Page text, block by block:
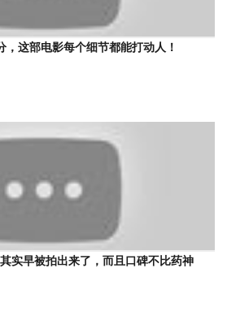
，这部电影每个细节都能打动人！
实早被拍出来了，而且口碑不比药神